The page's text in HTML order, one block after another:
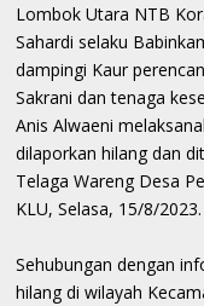
Lombok Utara NTB
Sahardi selaku
dampingi Kaur
Sakrani dan tenaga
Anis Alwaeni
dilaporkan hilang dan
Telaga Wareng Desa
KLU, Selasa, 15/8/2023.
Sehubungan dengan
hilang di wilayah